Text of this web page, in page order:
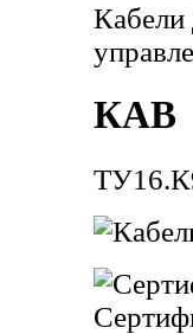
Кабели
КАВ